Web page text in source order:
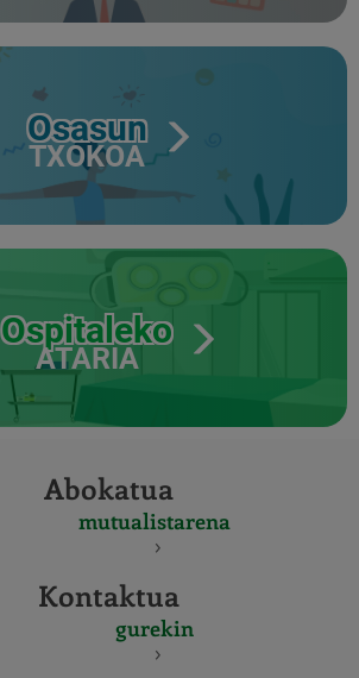
Osasun
TXOKOA
Ospitaleko
ATARIA
Abokatua
mutualistarena
Kontaktua
gurekin